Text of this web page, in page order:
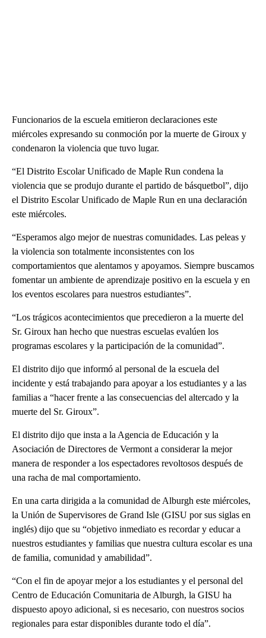
Funcionarios de la escuela emitieron declaraciones este
miércoles expresando su conmoción por la muerte de Giroux y
condenaron la violencia que tuvo lugar.
“El Distrito Escolar Unificado de Maple Run condena la
violencia que se produjo durante el partido de básquetbol”, dijo
el Distrito Escolar Unificado de Maple Run en una declaración
este miércoles.
“Esperamos algo mejor de nuestras comunidades. Las peleas y
la violencia son totalmente inconsistentes con los
comportamientos que alentamos y apoyamos. Siempre buscamos
fomentar un ambiente de aprendizaje positivo en la escuela y en
los eventos escolares para nuestros estudiantes”.
“Los trágicos acontecimientos que precedieron a la muerte del
Sr. Giroux han hecho que nuestras escuelas evalúen los
programas escolares y la participación de la comunidad”.
El distrito dijo que informó al personal de la escuela del
incidente y está trabajando para apoyar a los estudiantes y a las
familias a “hacer frente a las consecuencias del altercado y la
muerte del Sr. Giroux”.
El distrito dijo que insta a la Agencia de Educación y la
Asociación de Directores de Vermont a considerar la mejor
manera de responder a los espectadores revoltosos después de
una racha de mal comportamiento.
En una carta dirigida a la comunidad de Alburgh este miércoles,
la Unión de Supervisores de Grand Isle (GISU por sus siglas en
inglés) dijo que su “objetivo inmediato es recordar y educar a
nuestros estudiantes y familias que nuestra cultura escolar es una
de familia, comunidad y amabilidad”.
“Con el fin de apoyar mejor a los estudiantes y el personal del
Centro de Educación Comunitaria de Alburgh, la GISU ha
dispuesto apoyo adicional, si es necesario, con nuestros socios
regionales para estar disponibles durante todo el día”.